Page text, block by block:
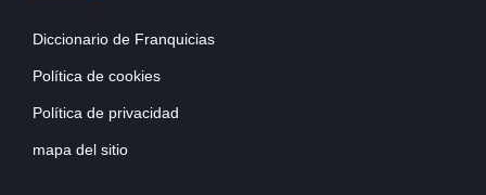
Diccionario de Franquicias
Política de cookies
Política de privacidad
mapa del sitio